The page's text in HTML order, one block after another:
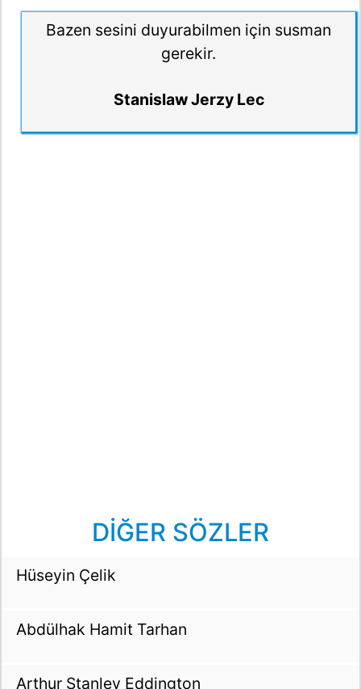
Bazen sesini duyurabilmen için susman
gerekir.
Stanislaw Jerzy Lec
DİĞER SÖZLER
Hüseyin Çelik
Abdülhak Hamit Tarhan
Arthur Stanley Eddington